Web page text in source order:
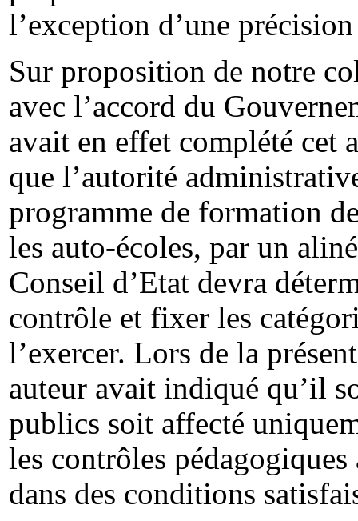
l’exception d’une
Sur proposition de notre
avec l’accord du
avait en effet complété cet
que l’autorité
programme de formation
les auto-écoles, par un
Conseil d’Etat devra
contrôle et fixer les
l’exercer. Lors de la
auteur avait indiqué qu’il
publics soit affecté
les contrôles pédagogiques
dans des conditions